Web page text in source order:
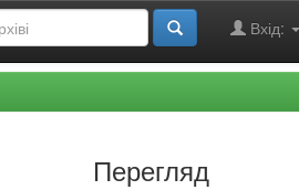
Вхід:
Перегляд